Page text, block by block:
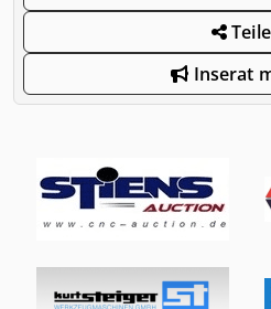
Inserat